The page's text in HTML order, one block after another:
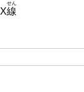
X線
せん